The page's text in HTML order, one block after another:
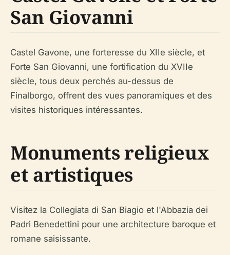
San Giovanni
Castel Gavone, une forteresse du XIIe siècle, et
Forte San Giovanni, une fortification du XVIIe
siècle, tous deux perchés au-dessus de
Finalborgo, offrent des vues panoramiques et des
visites historiques intéressantes.
Monuments religieux
et artistiques
Visitez la Collegiata di San Biagio et l'Abbazia dei
Padri Benedettini pour une architecture baroque et
romane saisissante.